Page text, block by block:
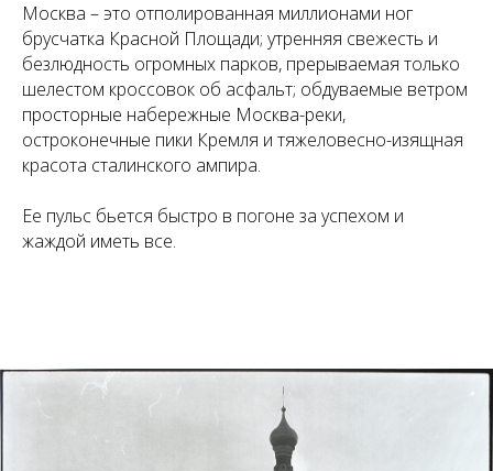
Москва – это отполированная миллионами ног
брусчатка Красной Площади; утренняя свежесть и
безлюдность огромных парков, прерываемая только
шелестом кроссовок об асфальт; обдуваемые ветром
просторные набережные Москва-реки,
остроконечные пики Кремля и тяжеловесно-изящная
красота сталинского ампира.
Ее пульс бьется быстро в погоне за успехом и
жаждой иметь все.